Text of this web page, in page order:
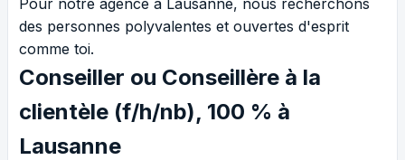
des personnes polyvalentes et ouvertes d'esprit
comme toi.
Conseiller ou Conseillère à la
clientèle (f/h/nb), 100 % à
Lausanne